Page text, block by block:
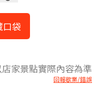
口袋
家景點實際內容為準
回報歇業/錯誤